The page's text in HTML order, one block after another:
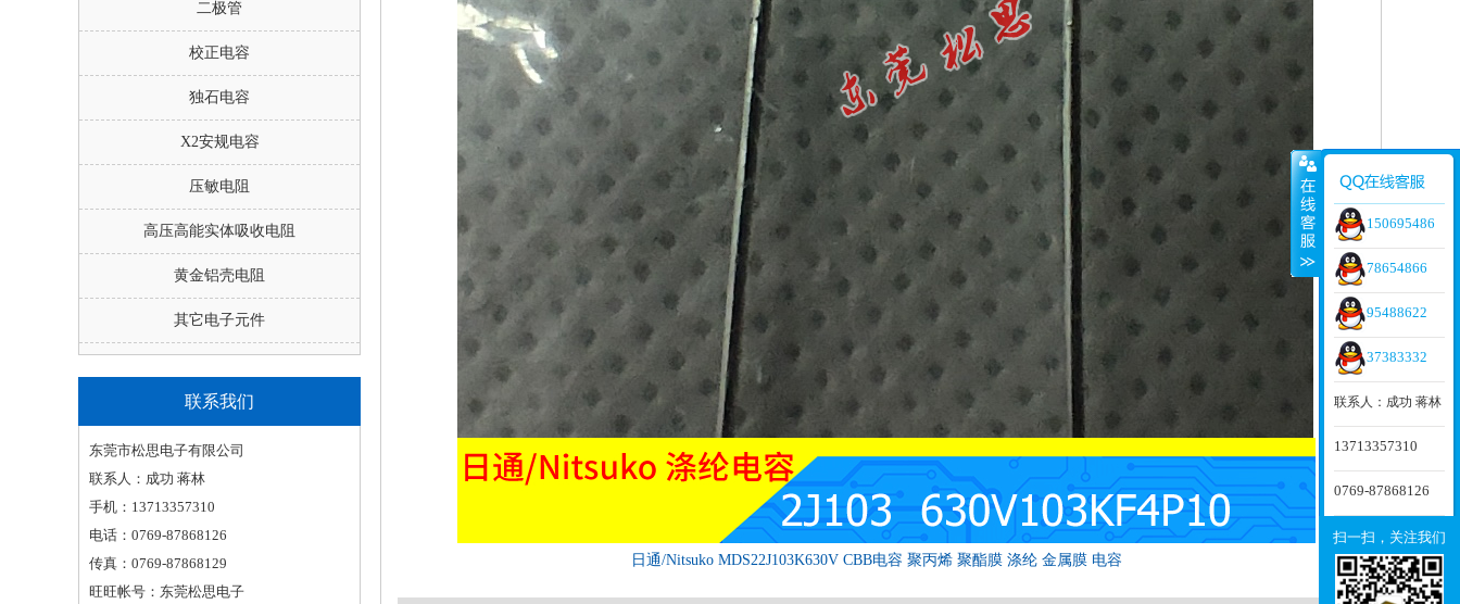
二极管
校正电容
独石电容
X2安规电容
压敏电阻
高压高能实体吸收电阻
黄金铝壳电阻
其它电子元件
联系我们
东莞市松思电子有限公司
联系人：成功 蒋林
手机：13713357310
电话：0769-87868126
传真：0769-87868129
旺旺帐号：东莞松思电子
日通/Nitsuko MDS22J103K630V CBB电容 聚丙烯 聚酯膜 涤纶 金属膜 电容
150695486
78654866
95488622
37383332
联系人：成功 蒋林
13713357310
0769-87868126
扫一扫，关注我们